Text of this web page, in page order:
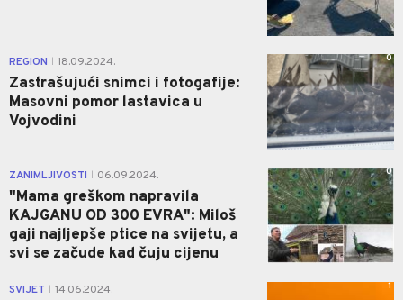
REGION 18.09.2024.
Zastrašujući snimci i fotogafije:
Masovni pomor lastavica u
Vojvodini
0
ZANIMLJIVOSTI 06.09.2024.
"Mama greškom napravila
KAJGANU OD 300 EVRA": Miloš
gaji najljepše ptice na svijetu, a
svi se začude kad čuju cijenu
0
SVIJET 14.06.2024. 1